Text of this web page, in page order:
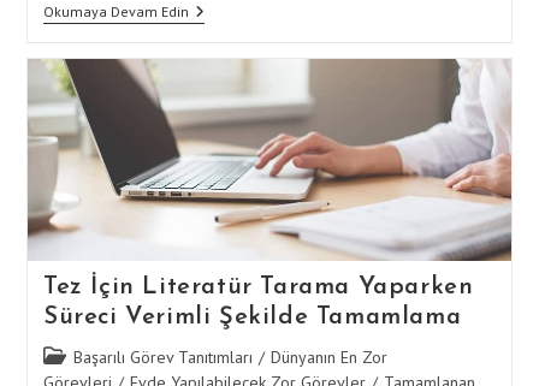
Okumaya Devam EdinTez
Bölümlerini
Kusursuz
Şekilde
Tamamlama
Tez İçin Literatür Tarama Yaparken
Süreci Verimli Şekilde Tamamlama
Post
category:
Başarılı Görev Tanıtımları / Dünyanın En Zor